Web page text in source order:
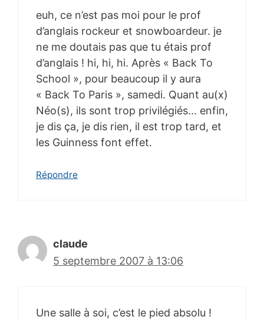
euh, ce n’est pas moi pour le prof
d’anglais rockeur et snowboardeur. je
ne me doutais pas que tu étais prof
d’anglais ! hi, hi, hi. Après « Back To
School », pour beaucoup il y aura
« Back To Paris », samedi. Quant au(x)
Néo(s), ils sont trop privilégiés… enfin,
je dis ça, je dis rien, il est trop tard, et
les Guinness font effet.
Répondre
claude
5 septembre 2007 à 13:06
Une salle à soi, c’est le pied absolu !